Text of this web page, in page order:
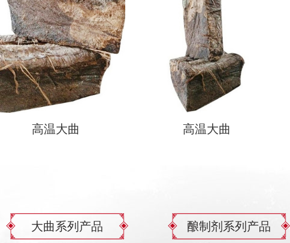
高温大曲 高温大曲
大曲系列产品 酿制剂系列产品